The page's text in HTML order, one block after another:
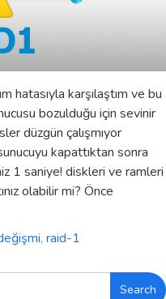
hatasıyla karşılaştım ve bu
bozulduğu için sevinir
düzgün çalışmıyor
kapattıktan sonra
1 saniye! diskleri ve ramleri
olabilir mi? Önce
, raid-1
Search